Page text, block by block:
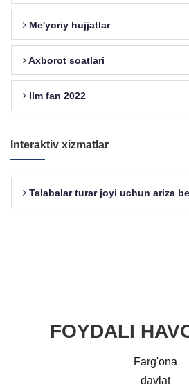
Me'yoriy hujjatlar
Axborot soatlari
Ilm fan 2022
Interaktiv xizmatlar
Talabalar turar joyi uchun ariza
FOYDALI
Farg'ona
davlat